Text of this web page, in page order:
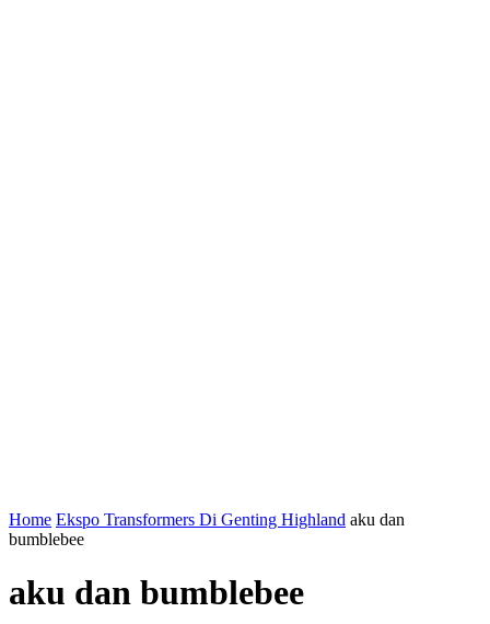
Home Ekspo Transformers Di Genting Highland aku dan
bumblebee
aku dan bumblebee